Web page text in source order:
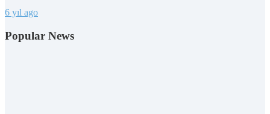
6 yıl ago
Popular News